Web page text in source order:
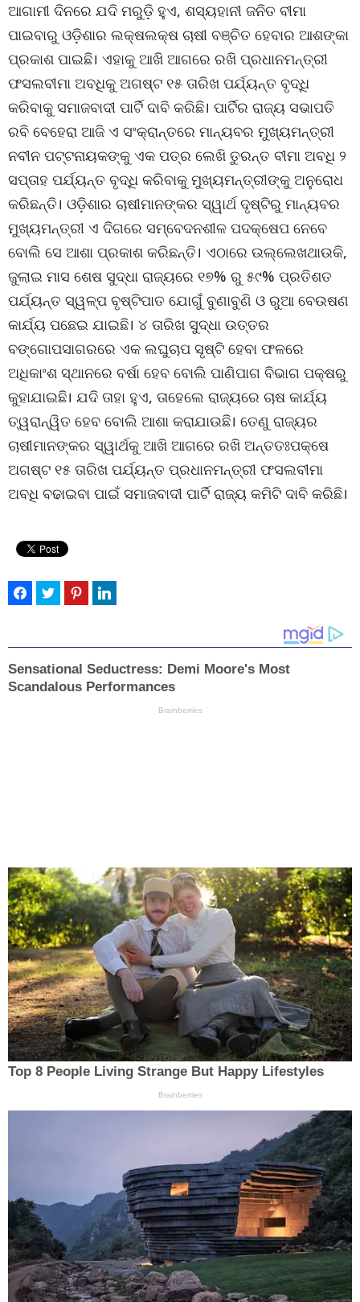
ଆଗାମୀ ଦିନରେ ଯଦି ମରୁଡ଼ି ହୁଏ, ଶସ୍ୟହାନୀ ଜନିତ ବୀମା
ପାଇବାରୁ ଓଡ଼ିଶାର ଲକ୍ଷଲକ୍ଷ ଚାଷୀ ବଞ୍ଚିତ ହେବାର ଆଶଙ୍କା
ପ୍ରକାଶ ପାଇଛି। ଏହାକୁ ଆଖି ଆଗରେ ରଖି ପ୍ରଧାନମନ୍ତ୍ରୀ
ଫସଲବୀମା ଅବଧିକୁ ଅଗଷ୍ଟ ୧୫ ତାରିଖ ପର୍ଯ୍ୟନ୍ତ ବୃଦ୍ଧି
କରିବାକୁ ସମାଜବାଦୀ ପାର୍ଟି ଦାବି କରିଛି। ପାର୍ଟିର ରାଜ୍ୟ ସଭାପତି
ରବି ବେହେରା ଆଜି ଏ ସଂକ୍ରାନ୍ତରେ ମାନ୍ୟବର ମୁଖ୍ୟମନ୍ତ୍ରୀ
ନବୀନ ପଟ୍ଟନାୟକଙ୍କୁ ଏକ ପତ୍ର ଲେଖି ତୁରନ୍ତ ବୀମା ଅବଧି ୨
ସପ୍ତାହ ପର୍ଯ୍ୟନ୍ତ ବୃଦ୍ଧି କରିବାକୁ ମୁଖ୍ୟମନ୍ତ୍ରୀଙ୍କୁ ଅନୁରୋଧ
କରିଛନ୍ତି। ଓଡ଼ିଶାର ଚାଷୀମାନଙ୍କର ସ୍ୱାର୍ଥ ଦୃଷ୍ଟିରୁ ମାନ୍ୟବର
ମୁଖ୍ୟମନ୍ତ୍ରୀ ଏ ଦିଗରେ ସମ୍ବେଦନଶୀଳ ପଦକ୍ଷେପ ନେବେ
ବୋଲି ସେ ଆଶା ପ୍ରକାଶ କରିଛନ୍ତି। ଏଠାରେ ଉଲ୍ଲେଖଥାଉକି,
ଜୁଲାଇ ମାସ ଶେଷ ସୁଦ୍ଧା ରାଜ୍ୟରେ ୧୭% ରୁ ୫୯% ପ୍ରତିଶତ
ପର୍ଯ୍ୟନ୍ତ ସ୍ୱଳ୍ପ ବୃଷ୍ଟିପାତ ଯୋଗୁଁ ବୁଣାବୁଣି ଓ ରୁଆ ବେଉଷଣ
କାର୍ଯ୍ୟ ପଛେଇ ଯାଇଛି। ୪ ତାରିଖ ସୁଦ୍ଧା ଉତ୍ତର
ବଙ୍ଗୋପସାଗରରେ ଏକ ଲଘୁଚାପ ସୃଷ୍ଟି ହେବା ଫଳରେ
ଅଧିକାଂଶ ସ୍ଥାନରେ ବର୍ଷା ହେବ ବୋଲି ପାଣିପାଗ ବିଭାଗ ପକ୍ଷରୁ
କୁହାଯାଇଛି। ଯଦି ତାହା ହୁଏ, ତାହେଲେ ରାଜ୍ୟରେ ଚାଷ କାର୍ଯ୍ୟ
ତ୍ୱରାନ୍ୱିତ ହେବ ବୋଲି ଆଶା କରାଯାଉଛି। ତେଣୁ ରାଜ୍ୟର
ଚାଷୀମାନଙ୍କର ସ୍ୱାର୍ଥକୁ ଆଖି ଆଗରେ ରଖି ଅନ୍ତତଃପକ୍ଷେ
ଅଗଷ୍ଟ ୧୫ ତାରିଖ ପର୍ଯ୍ୟନ୍ତ ପ୍ରଧାନମନ୍ତ୍ରୀ ଫସଲବୀମା
ଅବଧି ବଢାଇବା ପାଇଁ ସମାଜବାଦୀ ପାର୍ଟି ରାଜ୍ୟ କମିଟି ଦାବି କରିଛି।